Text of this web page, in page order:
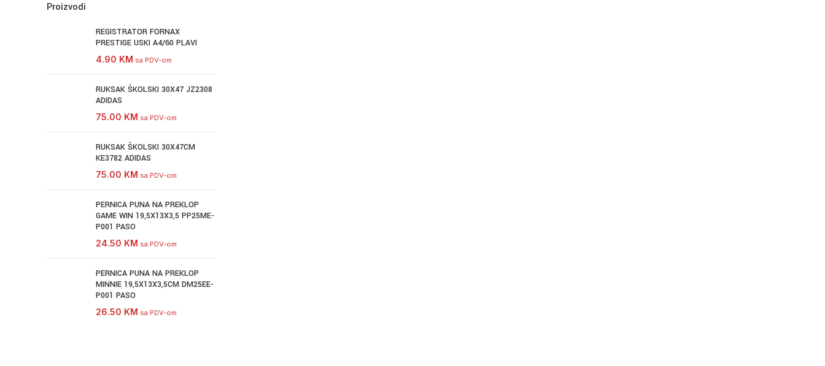
Proizvodi
REGISTRATOR FORNAX
PRESTIGE USKI A4/60 PLAVI
4.90 KM sa PDV-om
RUKSAK ŠKOLSKI 30X47 JZ2308
ADIDAS
75.00 KM sa PDV-om
RUKSAK ŠKOLSKI 30X47CM
KE3782 ADIDAS
75.00 KM sa PDV-om
PERNICA PUNA NA PREKLOP
GAME WIN 19,5X13X3,5 PP25ME-
P001 PASO
24.50 KM sa PDV-om
PERNICA PUNA NA PREKLOP
MINNIE 19,5X13X3,5CM DM25EE-
P001 PASO
26.50 KM sa PDV-om